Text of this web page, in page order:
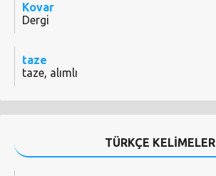
Kovar
Dergi
taze
taze, alımlı
TÜRKÇE KELİMELER